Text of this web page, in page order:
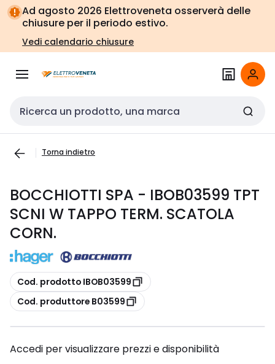
Vai alla
navigazione
Vai
alla
pagina
Ad agosto 2026 Elettroveneta osserverà delle
chiusure per il periodo estivo.
Vedi calendario chiusure
Cerca input
Torna indietro
BOCCHIOTTI SPA - IBOB03599 TPT
SCNI W TAPPO TERM. SCATOLA
CORN.
copia
Cod. prodotto IBOB03599
copia
Cod. produttore B03599
Accedi per visualizzare prezzi e disponibilità